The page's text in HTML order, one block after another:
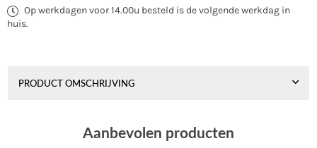
Op werkdagen voor 14.00u besteld is de volgende werkdag in
huis.
PRODUCT OMSCHRIJVING
Aanbevolen producten